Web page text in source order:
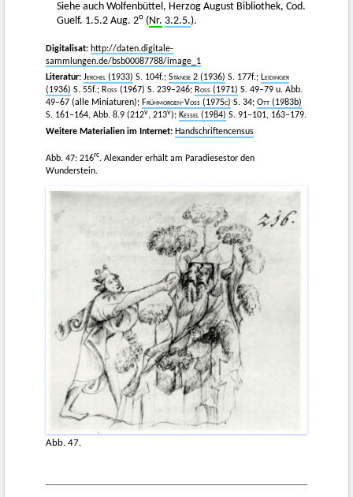
Siehe auch Wolfenbüttel, Herzog August Bibliothek, Cod.
Guelf. 1.5.2 Aug. 2o (Nr. 3.2.5.).
Digitalisat: http://daten.digitale-
sammlungen.de/bsb00087788/image_1
Literatur: Jerchel(1933) S. 104f.; Stange 2 (1936) S. 177f.; Leidinger
(1936) S. 55f.; Ross (1967) S. 239–246; Ross (1971) S. 49–79 u. Abb.
49–67 (alle Miniaturen); Frühmorgen-Voss (1975c) S. 34; Ott (1983b)
S. 161–164, Abb. 8.9 (212v, 213v); Kessel(1984) S. 91–101, 163–179.
Weitere Materialien im Internet: Handschriftencensus
Abb. 47: 216rc. Alexander erhält am Paradiesestor den
Wunderstein.
Abb. 47.